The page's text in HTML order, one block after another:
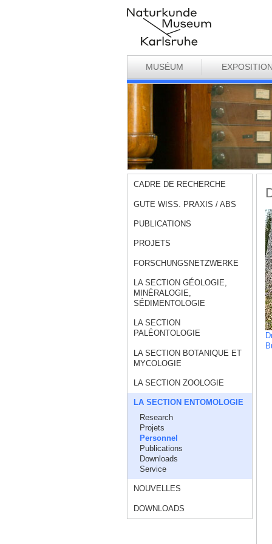
MUSÉUM
CADRE DE RECHERCHE
GUTE WISS. PRAXIS / ABS
PUBLICATIONS
PROJETS
FORSCHUNGSNETZWERKE
LA SECTION GÉOLOGIE,
MINÉRALOGIE,
SÉDIMENTOLOGIE
LA SECTION
PALÉONTOLOGIE
LA SECTION BOTANIQUE ET
MYCOLOGIE
LA SECTION ZOOLOGIE
LA SECTION ENTOMOLOGIE
Research
Projets
Personnel
Publications
Downloads
Service
NOUVELLES
DOWNLOADS